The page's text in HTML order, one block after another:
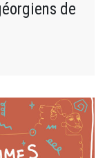
de